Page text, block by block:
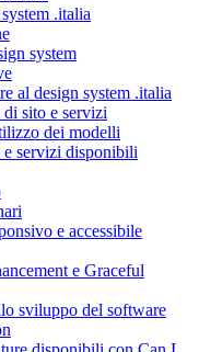
.italia
system
al design system .italia
sito e servizi
dei modelli
servizi disponibili
e accessibile
e Graceful
sviluppo del software